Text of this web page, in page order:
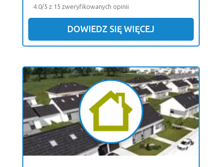
4.0/5 z 15 zweryfikowanych opinii
DOWIEDZ SIĘ WIĘCEJ